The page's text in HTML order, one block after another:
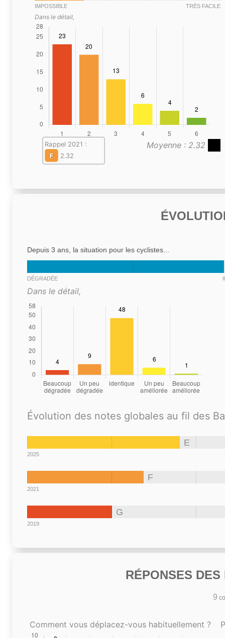
IMPOSSIBLE TRÈS FACILE
Dans le détail,
Moyenne : 2.32
Rappel 2021 :
F
2.32
Depuis 3 ans, la situation pour les cyclistes...
DÉGRADÉE
Dans le détail,
Évolution des notes globales au fil des
E
2025
F
2021
G
2019
RÉPONSES
9
Comment vous déplacez-vous habituellement ?